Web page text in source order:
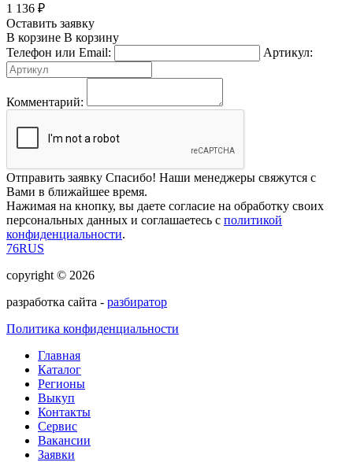
1 136 ₽
Оставить заявку
В корзине В корзину
Телефон или Email:
Артикул:
Комментарий:
Отправить заявку Спасибо! Наши менеджеры свяжутся с
Вами в ближайшее время.
Нажимая на кнопку, вы даете согласие на обработку своих
персональных данных и соглашаетесь с политикой
конфиденциальности.
76RUS
copyright © 2026
разработка сайта - разбиратор
Политика конфиденциальности
Главная
Каталог
Регионы
Выкуп
Контакты
Сервис
Вакансии
Заявки